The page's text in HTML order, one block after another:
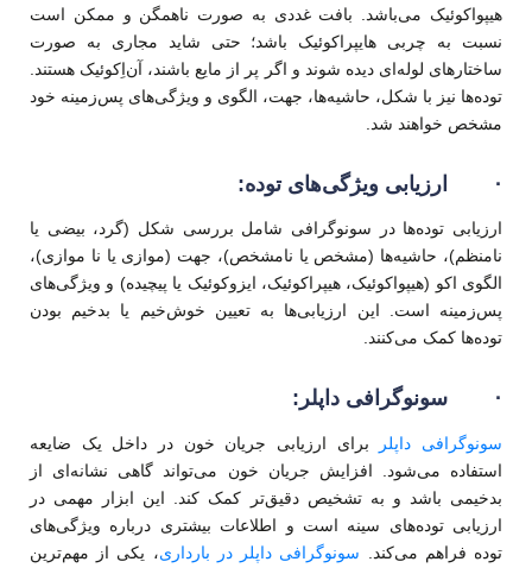
هیپواکوئیک می‌باشد. بافت غددی به صورت ناهمگن و ممکن است
نسبت به چربی هایپراکوئیک باشد؛ حتی شاید مجاری به صورت
ساختارهای لوله‌ای دیده شوند و اگر پر از مایع باشند، آن‌اِکوئیک هستند.
توده‌ها نیز با شکل، حاشیه‌ها، جهت، الگوی و ویژگی‌های پس‌زمینه خود
مشخص خواهند شد.
· ارزیابی ویژگی‌های توده:
ارزیابی توده‌ها در سونوگرافی شامل بررسی شکل (گرد، بیضی یا
نامنظم)، حاشیه‌ها (مشخص یا نامشخص)، جهت (موازی یا نا موازی)،
الگوی اکو (هیپواکوئیک، هیپراکوئیک، ایزوکوئیک یا پیچیده) و ویژگی‌های
پس‌زمینه است. این ارزیابی‌ها به تعیین خوش‌خیم یا بدخیم بودن
توده‌ها کمک می‌کنند.
· سونوگرافی داپلر:
سونوگرافی داپلر
برای ارزیابی جریان خون در داخل یک ضایعه
استفاده می‌شود. افزایش جریان خون می‌تواند گاهی نشانه‌ای از
بدخیمی باشد و به تشخیص دقیق‌تر کمک کند. این ابزار مهمی در
ارزیابی توده‌های سینه است و اطلاعات بیشتری درباره ویژگی‌های
توده فراهم می‌کند. سونوگرافی داپلر در بارداری، یکی از مهم‌ترین